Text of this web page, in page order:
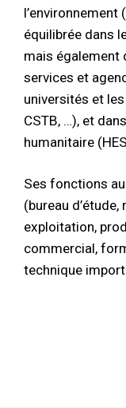
équilibrée dans
mais également
services et
universités et les
CSTB, …), et
humanitaire
Ses fonctions
(bureau
exploitation,
commercial,
technique